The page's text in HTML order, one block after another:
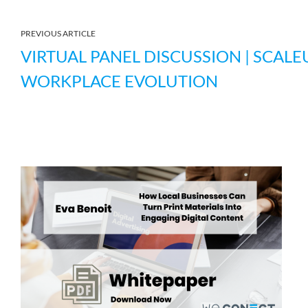
PREVIOUS ARTICLE
VIRTUAL PANEL DISCUSSION |
WORKPLACE EVOLUTION